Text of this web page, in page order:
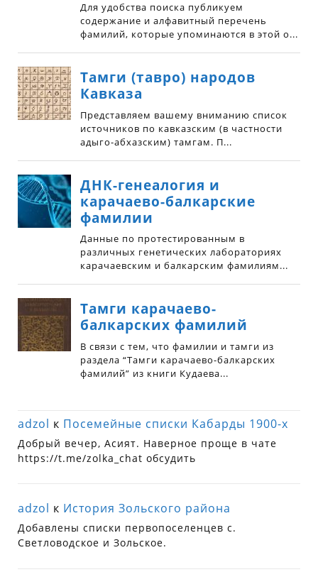
adzol к Посемейные списки Кабарды 1900-х
Добрый вечер, Асият. Наверное проще в чате
https://t.me/zolka_chat обсудить
adzol к История Зольского района
Добавлены списки первопоселенцев с.
Светловодское и Зольское.